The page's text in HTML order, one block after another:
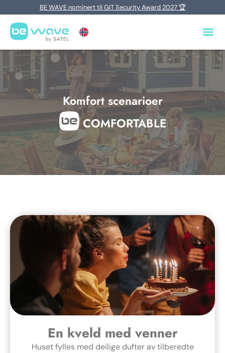
BE WAVE nominert til GIT Security Award 2027 🏆
Komfort scenarioer
COMFORTABLE
En kveld med venner
Huset fylles med deilige dufter av tilberedte